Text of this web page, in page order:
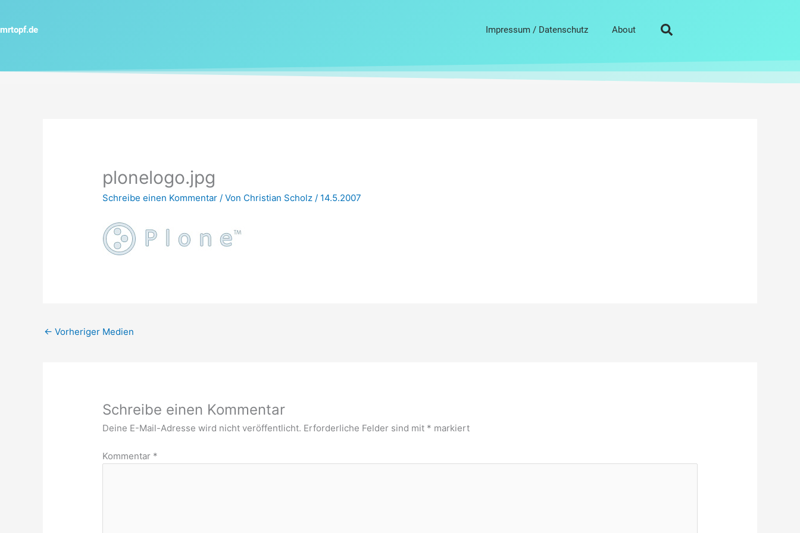
springen
mrtopf.de Impressum / Datenschutz About
plonelogo.jpg
Schreibe einen Kommentar / Von Christian Scholz/ 14.5.2007
← Vorheriger Medien
Schreibe einen Kommentar
Deine E-Mail-Adresse wird nicht veröffentlicht. Erforderliche Felder sind mit * markiert
Kommentar *